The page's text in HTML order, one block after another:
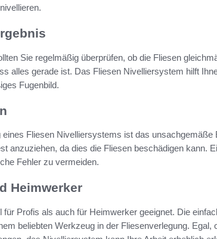
Sie regelmäßig überprüfen, ob die Fliesen
alles gerade ist. Das Fliesen Nivelliersystem hilft
Fugenbild.
eines Fliesen Nivelliersystems ist das unsachgemäße
anzuziehen, da dies die Fliesen beschädigen kann.
Fehler zu vermeiden.
Heimwerker
Profis als auch für Heimwerker geeignet. Die
beliebten Werkzeug in der Fliesenverlegung. Egal,